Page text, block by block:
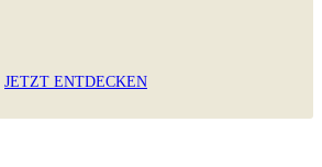
JETZT ENTDECKEN